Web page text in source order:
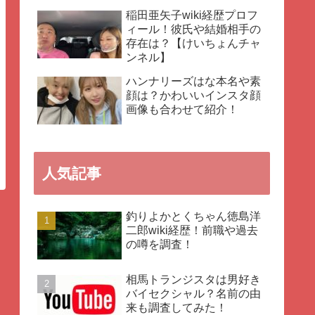
稲田亜矢子wiki経歴プロフ
ィール！彼氏や結婚相手の
存在は？【けいちょんチャ
ンネル】
ハンナリーズはな本名や素
顔は？かわいいインスタ顔
画像も合わせて紹介！
人気記事
釣りよかとくちゃん徳島洋
二郎wiki経歴！前職や過去
の噂を調査！
相馬トランジスタは男好き
バイセクシャル？名前の由
来も調査してみた！